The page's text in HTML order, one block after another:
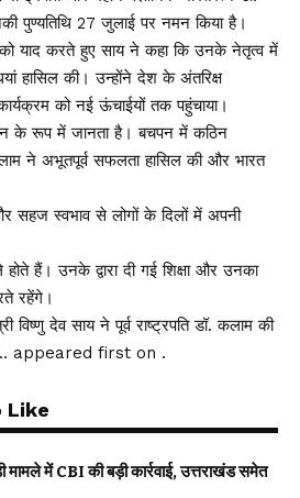
पुण्यतिथि 27 जुलाई पर नमन किया है।
याद करते हुए साय ने कहा कि उनके नेतृत्व में
हासिल की। उन्होंने देश के अंतरिक्ष
को नई ऊंचाईयों तक पहुंचाया।
के रूप में जानता है। बचपन में कठिन
ने अभूतपूर्व सफलता हासिल की और भारत
सहज स्वभाव से लोगों के दिलों में अपनी
हैं। उनके द्वारा दी गई शिक्षा और उनका
रहेंगे।
देव साय ने पूर्व राष्ट्रपति डॉ. कलाम की
appeared first on .
Like
में CBI की बड़ी कार्रवाई, उत्तराखंड समेत